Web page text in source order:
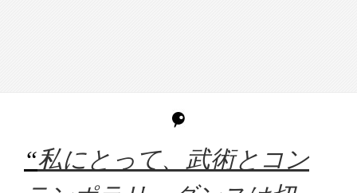
“私にとって、武術とコン